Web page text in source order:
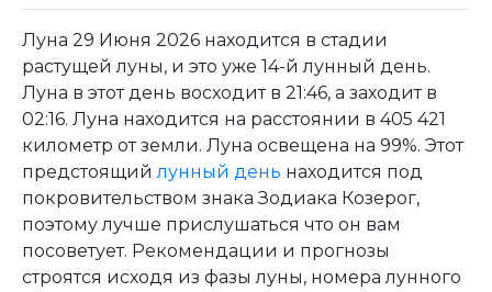
Луна 29 Июня 2026 находится в стадии
растущей луны, и это уже 14-й лунный день.
Луна в этот день восходит в 21:46, а заходит в
02:16. Луна находится на расстоянии в 405 421
километр от земли. Луна освещена на 99%. Этот
предстоящийлунный день находится под
покровительством знака Зодиака Козерог,
поэтому лучше прислушаться что он вам
посоветует. Рекомендации и прогнозы
строятся исходя из фазы луны, номера лунного